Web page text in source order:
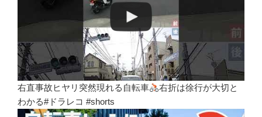
右直事故ヒヤリ突然現れる自転車
右折は徐行が大切と
わかる#ドラレコ #shorts